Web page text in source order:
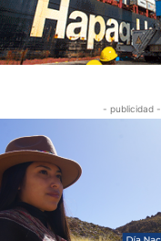
- publicidad -